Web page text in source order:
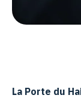
La Porte du